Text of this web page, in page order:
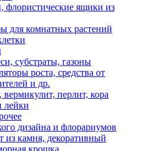
флористические ящики из
для комнатных растений
субстраты, газоны
роста, средства от
и др.
перлит, кора
лейки
дизайна и флорариумов
из камня, декоративный
крошка